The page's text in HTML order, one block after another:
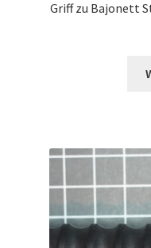
Griff zu Bajonett